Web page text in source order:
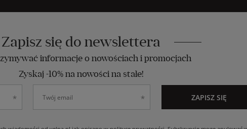
Zapisz się do newslettera
informacje o nowościach i promocjach
Zyskaj -10% na nowości na stałe!
ZAPISZ SIĘ